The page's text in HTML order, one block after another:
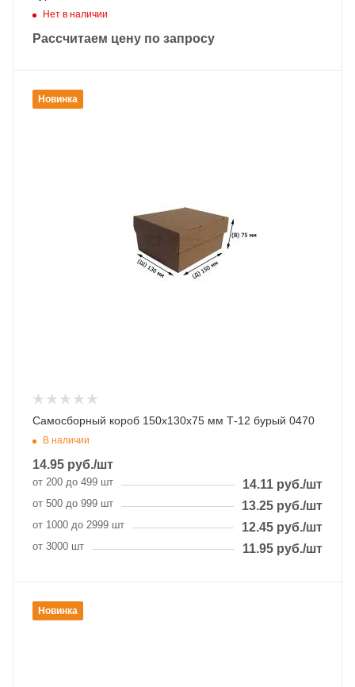
Нет в наличии
Рассчитаем цену по запросу
Новинка
Самосборный короб 150х130х75 мм Т-12 бурый 0470
В наличии
14.95 руб./шт
от 200 до 499 шт 14.11 руб./шт
от 500 до 999 шт 13.25 руб./шт
от 1000 до 2999 шт 12.45 руб./шт
от 3000 шт 11.95 руб./шт
Новинка